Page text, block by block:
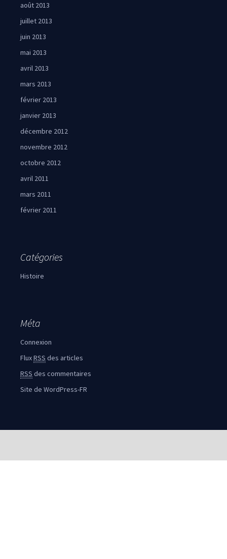
août 2013
juillet 2013
juin 2013
mai 2013
avril 2013
mars 2013
février 2013
janvier 2013
décembre 2012
novembre 2012
octobre 2012
avril 2011
mars 2011
février 2011
Catégories
Histoire
Méta
Connexion
FluxRSS des articles
RSS des commentaires
Site de WordPress-FR